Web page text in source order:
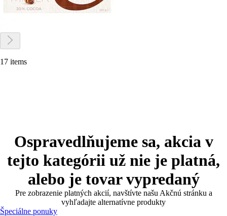
17 items
Ospravedlňujeme sa, akcia v
tejto kategórii už nie je platná,
alebo je tovar vypredaný
Pre zobrazenie platných akcií, navštívte našu Akčnú stránku a
vyhľadajte alternatívne produkty
Špeciálne ponuky